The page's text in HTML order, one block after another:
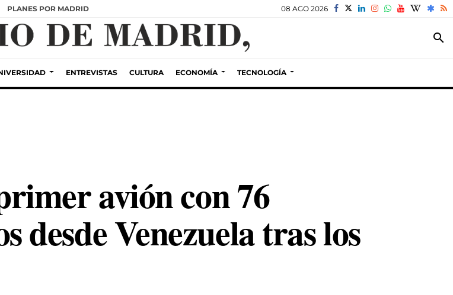
PLANES POR MADRID 08 AGO 2026
search
ENTREVISTAS CULTURA ECONOMÍA TECNOLOGÍA
avión con 76
desde Venezuela tras los